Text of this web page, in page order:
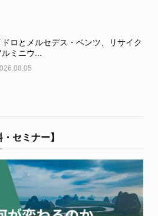
ロとメルセデス・ベンツ、リサイク
ミニウ...
セミナー】